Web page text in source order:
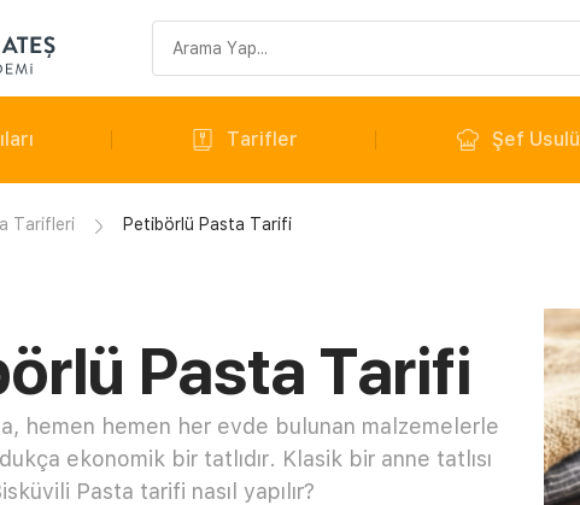
sorgusu
Tarifler Şef Usulü
Tarifleri Petibörlü Pasta Tarifi
Pasta Tarifi
hemen hemen her evde bulunan malzemelerle
ekonomik bir tatlıdır. Klasik bir anne tatlısı
Pasta tarifi nasıl yapılır?